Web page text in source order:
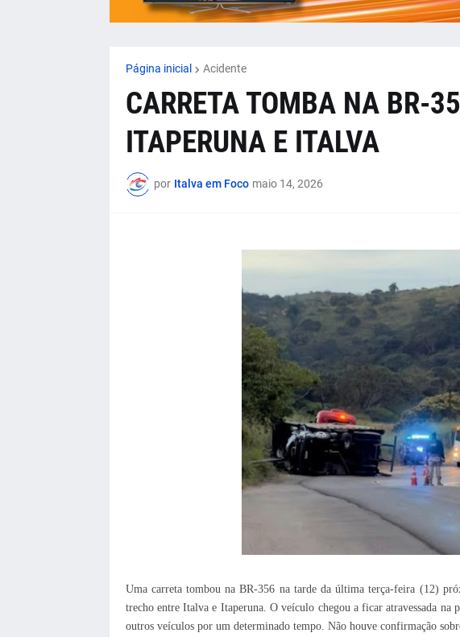
Página inicial Acidente
CARRETA TOMBA NA BR-
ITAPERUNA E ITALVA
por Italva em Foco maio 14, 2026
Uma carreta tombou na BR-356 na tarde da última terça-feira (12)
trecho entre Italva e Itaperuna. O veículo chegou a ficar atravessada na
outros veículos por um determinado tempo. Não houve confirmação